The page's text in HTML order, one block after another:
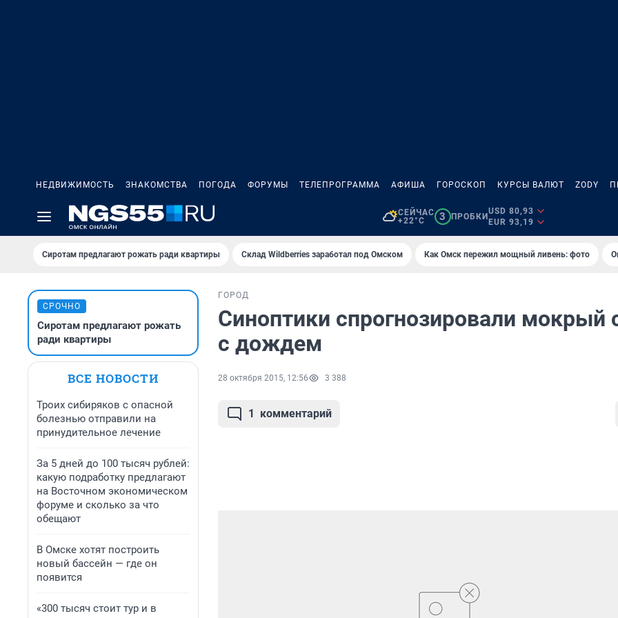
НЕДВИЖИМОСТЬ ЗНАКОМСТВА ПОГОДА ФОРУМЫ ТЕЛЕПРОГРАММА АФИША ГОРОСКОП КУРСЫ ВАЛЮТ ZODY
СЕЙЧАС
+22°C
3 ПРОБКИ
USD 80,93
EUR 93,19
Сиротам предлагают рожать ради квартиры Склад Wildberries заработал под Омском Как Омск пережил мощный ливень: фото
СРОЧНО
Сиротам предлагают рожать
ради квартиры
ВСЕ НОВОСТИ
Троих сибиряков с опасной
болезнью отправили на
принудительное лечение
За 5 дней до 100 тысяч рублей:
какую подработку предлагают
на Восточном экономическом
форуме и сколько за что
обещают
В Омске хотят построить
новый бассейн — где он
появится
«300 тысяч стоит тур и в
ГОРОД
Синоптики спрогнозировали мокрый
с дождем
28 октября 2015, 12:56 3 388
1 комментарий